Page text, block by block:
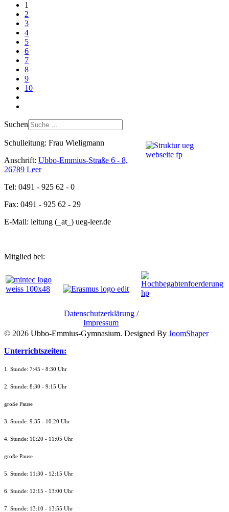
1
2
3
4
5
6
7
8
9
10
Suchen
Schulleitung: Frau Wieligmann
Anschrift: Ubbo-Emmius-Straße 6 - 8,
26789 Leer
Tel: 0491 - 925 62 - 0
Fax: 0491 - 925 62 - 29
E-Mail: leitung (_at_) ueg-leer.de
Mitglied bei:
Datenschutzerklärung /
Impressum
© 2026 Ubbo-Emmius-Gymnasium. Designed By JoomShaper
Unterrichtszeiten:
1. Stunde: 7:45 - 8:30 Uhr
2. Stunde: 8:30 - 9:15 Uhr
große Pause
3. Stunde: 9:35 - 10:20 Uhr
4. Stunde: 10:20 - 11:05 Uhr
große Pause
5. Stunde: 11:30 - 12:15 Uhr
6. Stunde: 12:15 - 13:00 Uhr
7. Stunde: 13:10 - 13:55 Uhr